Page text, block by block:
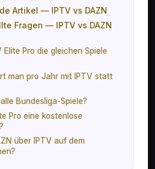
Artikel — IPTV vs DAZN
Fragen — IPTV vs DAZN
Elite Pro die gleichen Spiele
man pro Jahr mit IPTV statt
Bundesliga-Spiele?
Pro eine kostenlose
über IPTV auf dem